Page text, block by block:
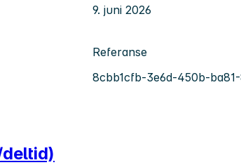
9. juni 2026
Referanse
8cbb1cfb-3e6d-450b-